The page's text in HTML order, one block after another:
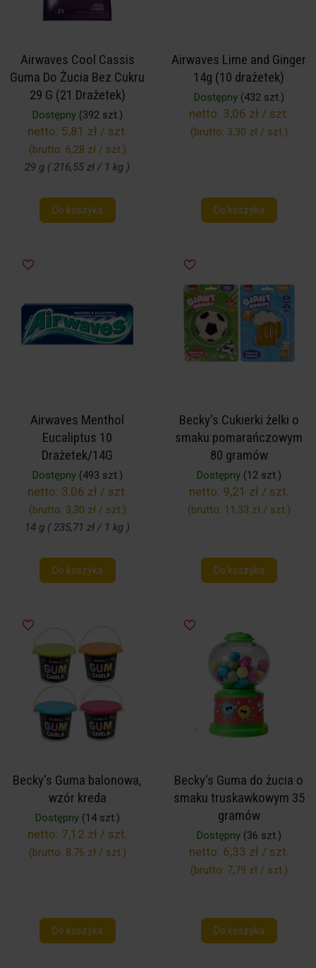
Airwaves Cool Cassis
Guma Do Żucia Bez Cukru
29 G (21 Drażetek)
Dostępny(392 szt.)
netto: 5,81 zł / szt.
(brutto: 6,28 zł / szt.)
29 g ( 216,55 zł / 1 kg )
Do koszyka
Airwaves Lime and Ginger
14g (10 drażetek)
Dostępny(432 szt.)
netto: 3,06 zł / szt.
(brutto: 3,30 zł / szt.)
Do koszyka
Airwaves Menthol
Eucaliptus 10
Drażetek/14G
Dostępny(493 szt.)
netto: 3,06 zł / szt.
(brutto: 3,30 zł / szt.)
14 g ( 235,71 zł / 1 kg )
Do koszyka
Becky's Cukierki żelki o
smaku pomarańczowym
80 gramów
Dostępny(12 szt.)
netto: 9,21 zł / szt.
(brutto: 11,33 zł / szt.)
Do koszyka
Becky's Guma balonowa,
wzór kreda
Dostępny(14 szt.)
netto: 7,12 zł / szt.
(brutto: 8,76 zł / szt.)
Do koszyka
Becky's Guma do żucia o
smaku truskawkowym 35
gramów
Dostępny(36 szt.)
netto: 6,33 zł / szt.
(brutto: 7,79 zł / szt.)
Do koszyka